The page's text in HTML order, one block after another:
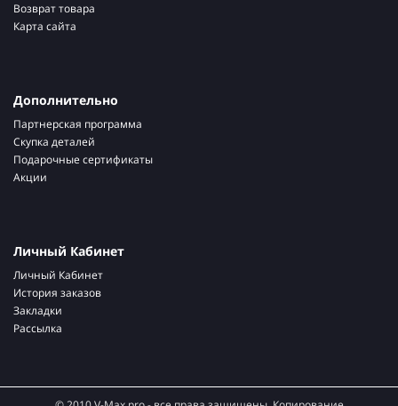
Возврат товара
Карта сайта
Дополнительно
Партнерская программа
Скупка деталей
Подарочные сертификаты
Акции
Личный Кабинет
Личный Кабинет
История заказов
Закладки
Рассылка